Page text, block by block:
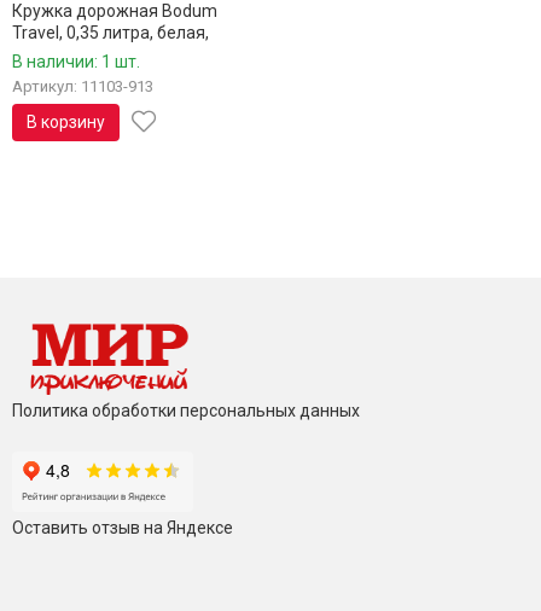
Кружка дорожная Bodum
Travel, 0,35 литра, белая,
11103-913
В наличии: 1 шт.
Артикул: 11103-913
В корзину
Политика обработки персональных данных
Оставить отзыв на Яндексе